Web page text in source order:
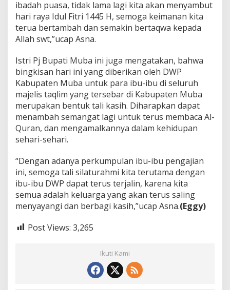
a
r
i
D
M
u
b
a
e
l
a
e
b
a
r
n
ibadah puasa, tidak lama lagi kita akan menyambut
hari raya Idul Fitri 1445 H, semoga keimanan kita
terua bertambah dan semakin bertaqwa kepada
Allah swt,”ucap Asna.
Istri Pj Bupati Muba ini juga mengatakan, bahwa
bingkisan hari ini yang diberikan oleh DWP
Kabupaten Muba untuk para ibu-ibu di seluruh
majelis taqlim yang tersebar di Kabupaten Muba
merupakan bentuk tali kasih. Diharapkan dapat
menambah semangat lagi untuk terus membaca Al-
Quran, dan mengamalkannya dalam kehidupan
sehari-sehari.
“Dengan adanya perkumpulan ibu-ibu pengajian
ini, semoga tali silaturahmi kita terutama dengan
ibu-ibu DWP dapat terus terjalin, karena kita
semua adalah keluarga yang akan terus saling
menyayangi dan berbagi kasih,”ucap Asna.(Eggy)
Post Views: 3,265
Ikuti Kami